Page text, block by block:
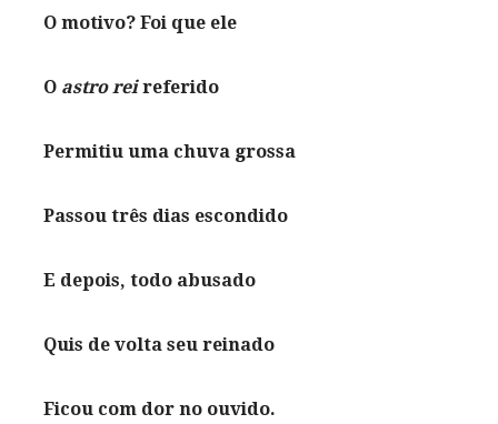
O motivo? Foi que ele
O astro reireferido
Permitiu uma chuva grossa
Passou três dias escondido
E depois, todo abusado
Quis de volta seu reinado
Ficou com dor no ouvido.